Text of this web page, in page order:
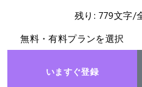
残り: 779文字/
無料・有料プランを選択
いますぐ登録